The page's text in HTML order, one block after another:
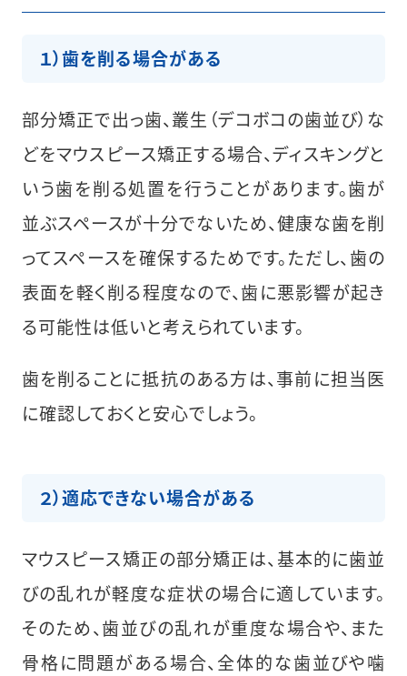
１）歯を削る場合がある
部分矯正で出っ歯、叢生（デコボコの歯並び）な
どをマウスピース矯正する場合、ディスキングと
いう歯を削る処置を行うことがあります。歯が
並ぶスペースが十分でないため、健康な歯を削
ってスペースを確保するためです。ただし、歯の
表面を軽く削る程度なので、歯に悪影響が起き
る可能性は低いと考えられています。
歯を削ることに抵抗のある方は、事前に担当医
に確認しておくと安心でしょう。
２）適応できない場合がある
マウスピース矯正の部分矯正は、基本的に歯並
びの乱れが軽度な症状の場合に適しています。
そのため、歯並びの乱れが重度な場合や、また
骨格に問題がある場合、全体的な歯並びや噛